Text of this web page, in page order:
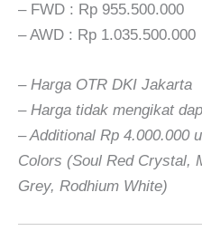
– FWD : Rp 955.500.000
– AWD : Rp 1.035.500.000
– Harga OTR DKI Jakarta
– Harga tidak mengikat
– Additional Rp 4.000.000
Colors (Soul Red Crystal,
Grey, Rodhium White)